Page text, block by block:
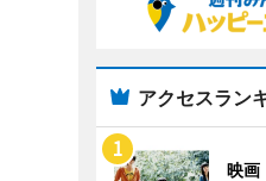
アクセスラン
映画